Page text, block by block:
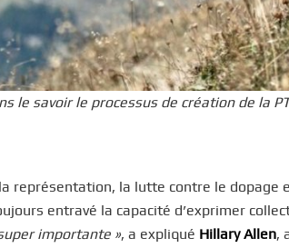
le savoir le processus de création de la
représentation, la lutte contre le dopage
entravé la capacité d’exprimer
importante », a expliqué Hillary Allen,